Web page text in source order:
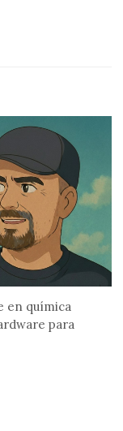
en química
para